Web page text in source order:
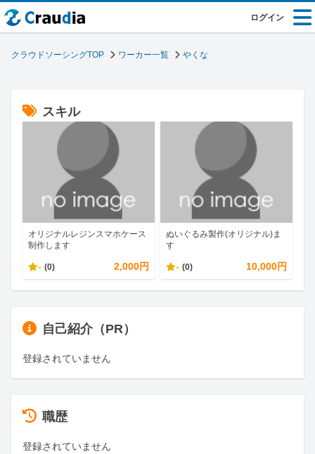
ログイン
クラウドソーシングTOP ワーカー一覧 やくな
スキル
オリジナルレジンスマホケース
制作します
- (0) 2,000円
ぬいぐるみ製作(オリジナル)ま
す
- (0) 10,000円
自己紹介（PR）
登録されていません
職歴
登録されていません